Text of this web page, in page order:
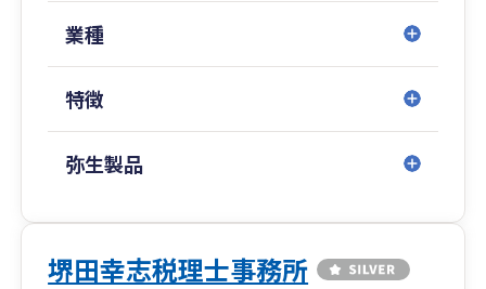
業種
特徴
弥生製品
堺田幸志税理士事務所